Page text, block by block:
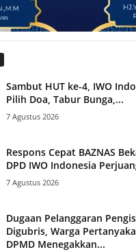
Sambut HUT ke-4, IWO
Pilih Doa, Tabur Bunga,...
7 Agustus 2026
Respons Cepat BAZNAS
DPD IWO Indonesia
7 Agustus 2026
Dugaan Pelanggaran
Digubris, Warga
DPMD Menegakkan...